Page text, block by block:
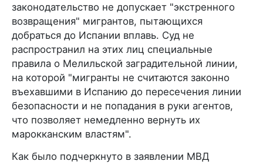
законодательство не допускает "экстренного
возвращения" мигрантов, пытающихся
добраться до Испании вплавь. Суд не
распространил на этих лиц специальные
правила о Мелильской заградительной линии,
на которой "мигранты не считаются законно
въехавшими в Испанию до пересечения линии
безопасности и не попадания в руки агентов,
что позволяет немедленно вернуть их
марокканским властям".
Как было подчеркнуто в заявлении МВД